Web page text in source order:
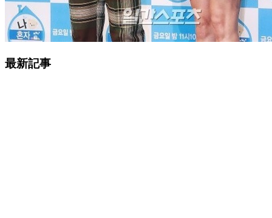
最新記事